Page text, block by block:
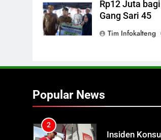
Rp12 Juta
Gang Sari 45
Tim Infokalteng
Popular News
1
Warga Geger,
Nekat Naik
2
Pangkalan
Pertamina
3
Sistem Listrik